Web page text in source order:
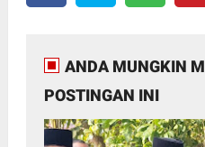
ANDA MUNGKIN
POSTINGAN INI